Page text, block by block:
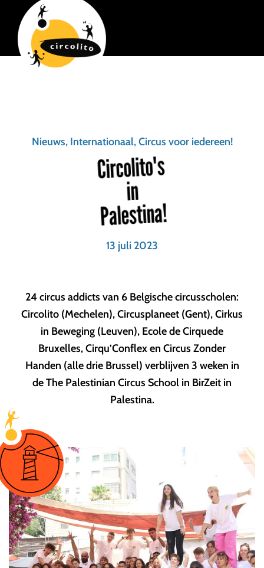
Nieuws, Internationaal, Circus voor iedereen!
Circolito's
in
Palestina!
13 juli 2023
24 circus addicts van 6 Belgische circusscholen:
Circolito (Mechelen), Circusplaneet (Gent), Cirkus
in Beweging (Leuven), Ecole de Cirquede
Bruxelles, Cirqu’Conflex en Circus Zonder
Handen (alle drie Brussel) verblijven 3 weken in
de The Palestinian Circus School in BirZeit in
Palestina.